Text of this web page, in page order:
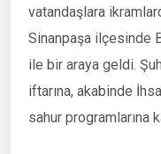
vatandaşlara
Sinanpaşa ilçesinde
ile bir araya geldi.
iftarına, akabinde
sahur programlarına